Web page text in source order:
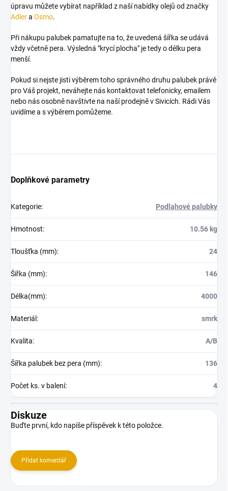
úpravu můžete vybírat například z naší nabídky olejů od značky
Adlera Osmo.
Při nákupu palubek pamatujte na to, že uvedená šířka se udává
vždy včetně pera. Výsledná "krycí plocha" je tedy o délku pera
menší.
Pokud si nejste jisti výběrem toho správného druhu palubek právě
pro Váš projekt, neváhejte nás kontaktovat telefonicky, emailem
nebo nás osobně navštivte na naší prodejně v Sivicích. Rádi Vás
uvidíme a s výběrem pomůžeme.
Doplňkové parametry
Kategorie: Podlahové palubky
Hmotnost: 10.56 kg
Tloušťka (mm): 24
Šířka (mm): 146
Délka(mm): 4000
Materiál : smrk
Kvalita: A/B
Šířka palubek bez pera (mm): 136
Počet ks. v balení: 4
Diskuze
Buďte první, kdo napíše příspěvek k této položce.
Přidat komentář